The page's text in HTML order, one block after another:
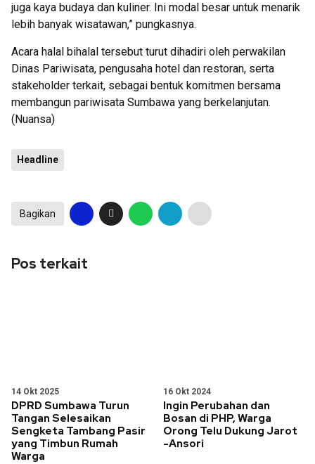
juga kaya budaya dan kuliner. Ini modal besar untuk menarik
lebih banyak wisatawan,” pungkasnya.
Acara halal bihalal tersebut turut dihadiri oleh perwakilan
Dinas Pariwisata, pengusaha hotel dan restoran, serta
stakeholder terkait, sebagai bentuk komitmen bersama
membangun pariwisata Sumbawa yang berkelanjutan.
(Nuansa)
Headline
Bagikan
Pos terkait
14 Okt 2025
DPRD Sumbawa Turun
Tangan Selesaikan
Sengketa Tambang Pasir
yang Timbun Rumah
Warga
16 Okt 2024
Ingin Perubahan dan
Bosan di PHP, Warga
Orong Telu Dukung Jarot
-Ansori